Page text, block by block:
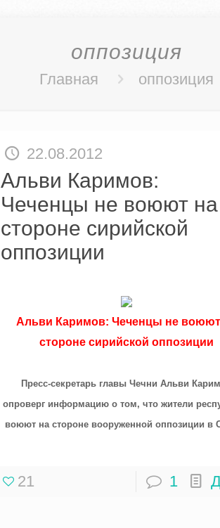
оппозиция
Главная оппозиция
22.08.2012
Альви Каримов:
Чеченцы не воюют на
стороне сирийской
оппозиции
Альви Каримов: Чеченцы не
стороне сирийской оппозиции
Пресс-секретарь главы Чечни Альви
опроверг информацию о том, что жители
воюют на стороне вооруженной оппозиции в
21 1